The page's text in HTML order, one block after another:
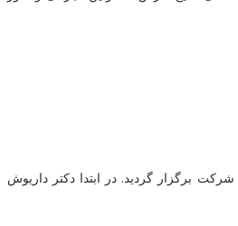
شرکت حمل و نقل بین‌المللی خلیج فارس و معاونت فنی و مهندسی روز یکشنبه ۱۱ آذرماه ۱۴۰۳ در سالن جلسات شرکت برگزار گردید. در ابتدا دکتر داریوش